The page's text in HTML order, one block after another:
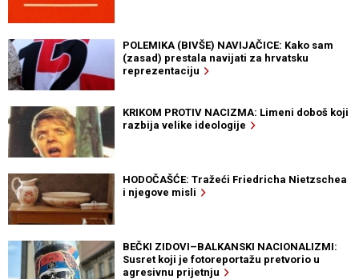
POLEMIKA (BIVŠE) NAVIJAČICE: Kako sam
(zasad) prestala navijati za hrvatsku
reprezentaciju
KRIKOM PROTIV NACIZMA: Limeni doboš koji
razbija velike ideologije
HODOČAŠĆE: Tražeći Friedricha Nietzschea
i njegove misli
BEČKI ZIDOVI–BALKANSKI NACIONALIZMI:
Susret koji je fotoreportažu pretvorio u
agresivnu prijetnju